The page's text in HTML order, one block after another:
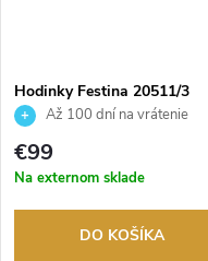
Hodinky Festina 20511/3
Až 100 dní na vrátenie
tovaru. Autorizovaný predajca.
€99
Na externom sklade
DO KOŠÍKA